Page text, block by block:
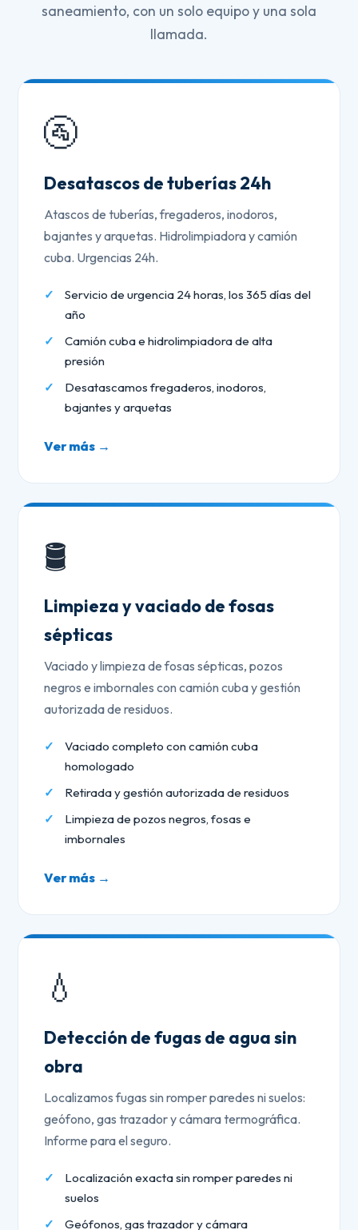
saneamiento, con un solo equipo y una sola
llamada.
🚰
Desatascos de tuberías 24h
Atascos de tuberías, fregaderos, inodoros,
bajantes y arquetas. Hidrolimpiadora y camión
cuba. Urgencias 24h.
Servicio de urgencia 24 horas, los 365 días del
año
Camión cuba e hidrolimpiadora de alta
presión
Desatascamos fregaderos, inodoros,
bajantes y arquetas
Ver más →
🛢️
Limpieza y vaciado de fosas
sépticas
Vaciado y limpieza de fosas sépticas, pozos
negros e imbornales con camión cuba y gestión
autorizada de residuos.
Vaciado completo con camión cuba
homologado
Retirada y gestión autorizada de residuos
Limpieza de pozos negros, fosas e
imbornales
Ver más →
💧
Detección de fugas de agua sin
obra
Localizamos fugas sin romper paredes ni suelos:
geófono, gas trazador y cámara termográfica.
Informe para el seguro.
Localización exacta sin romper paredes ni
suelos
Geófonos, gas trazador y cámara